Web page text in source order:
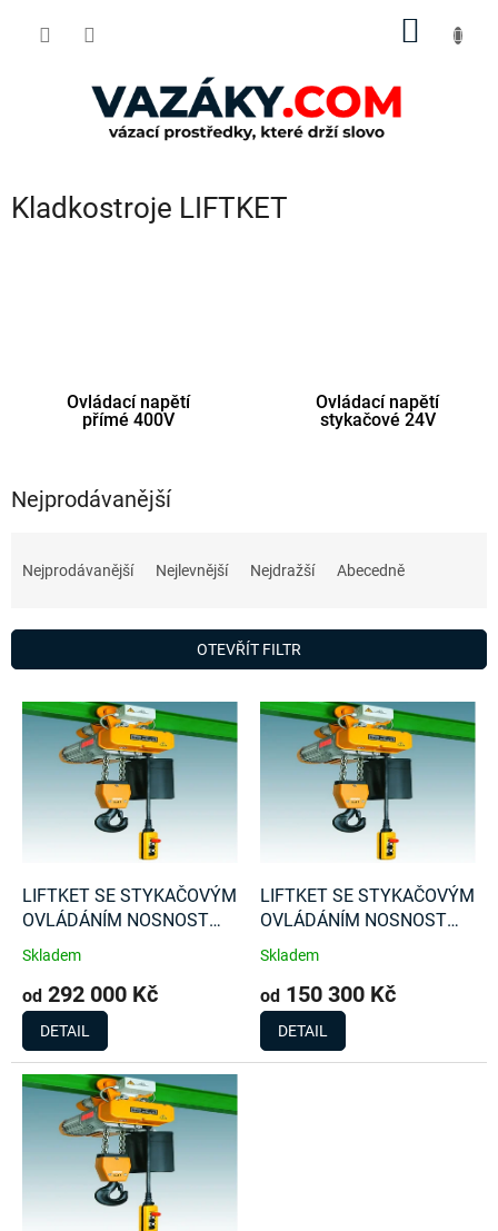
Kladkostroje LIFTKET
Ovládací napětí
přímé 400V
Ovládací napětí
stykačové 24V
Nejprodávanější
n
í
Nejprodávanější Nejlevnější Nejdražší Abecedně
OTEVŘÍT FILTR
V
LIFTKET SE STYKAČOVÝM
OVLÁDÁNÍM NOSNOST
10000 Kg
Skladem
od 292 000 Kč
DETAIL
LIFTKET SE STYKAČOVÝM
OVLÁDÁNÍM NOSNOST
6300 Kg
Skladem
od 150 300 Kč
DETAIL